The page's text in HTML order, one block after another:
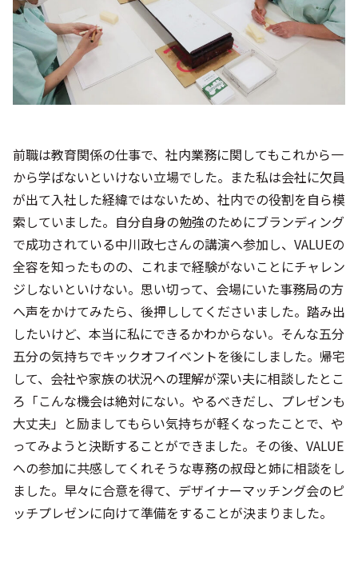
前職は教育関係の仕事で、社内業務に関してもこれから一
から学ばないといけない立場でした。また私は会社に欠員
が出て入社した経緯ではないため、社内での役割を自ら模
索していました。自分自身の勉強のためにブランディング
で成功されている中川政七さんの講演へ参加し、VALUEの
全容を知ったものの、これまで経験がないことにチャレン
ジしないといけない。思い切って、会場にいた事務局の方
へ声をかけてみたら、後押ししてくださいました。踏み出
したいけど、本当に私にできるかわからない。そんな五分
五分の気持ちでキックオフイベントを後にしました。帰宅
して、会社や家族の状況への理解が深い夫に相談したとこ
ろ「こんな機会は絶対にない。やるべきだし、プレゼンも
大丈夫」と励ましてもらい気持ちが軽くなったことで、や
ってみようと決断することができました。その後、VALUE
への参加に共感してくれそうな専務の叔母と姉に相談をし
ました。早々に合意を得て、デザイナーマッチング会のピ
ッチプレゼンに向けて準備をすることが決まりました。